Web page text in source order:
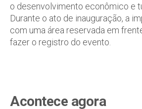
o desenvolvimento econômico e
Durante o ato de inauguração, a
com uma área reservada em
fazer o registro do evento.
Acontece agora